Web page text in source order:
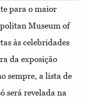
para o maior
Museum of
às celebridades
da exposição
sempre, a lista de
será revelada na